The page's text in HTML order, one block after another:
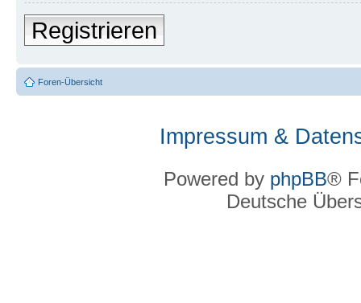
Registrieren
Foren-Übersicht
Impressum &
Powered by phpBB®
Deutsche